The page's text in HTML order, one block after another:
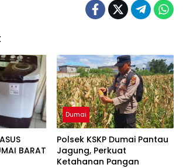
BARAT
Dumai
Polsek KSKP Dumai Pantau
Jagung, Perkuat
Ketahanan Pangan